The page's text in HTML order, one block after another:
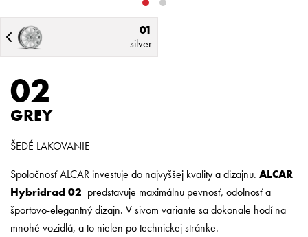
01
silver
02
GREY
ŠEDÉ LAKOVANIE
Spoločnosť ALCAR investuje do najvyššej kvality a dizajnu. ALCAR
Hybridrad 02 predstavuje maximálnu pevnosť, odolnosť a
športovo-elegantný dizajn. V sivom variante sa dokonale hodí na
mnohé vozidlá, a to nielen po technickej stránke.